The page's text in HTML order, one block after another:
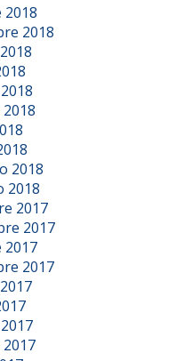
2018
2018
2018
2017
2017
2017